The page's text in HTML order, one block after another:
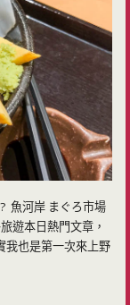
魚河岸 まぐろ市場
遊本日熱門文章，
我也是第一次來上野